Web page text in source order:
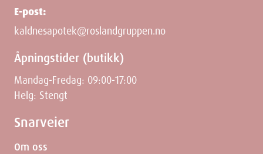
E-post:
kaldnesapotek@roslandgruppen.no
Åpningstider (butikk)
Mandag-Fredag: 09:00-17:00
Helg: Stengt
Snarveier
Om oss